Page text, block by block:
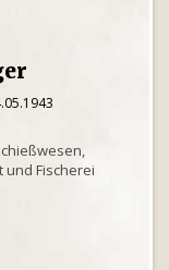
und Fischerei